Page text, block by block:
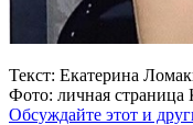
Текст: Екатерина
Фото: личная
Обсуждайте этот и